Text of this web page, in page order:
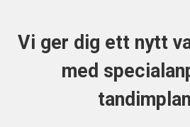
Vi ger dig ett nytt
med